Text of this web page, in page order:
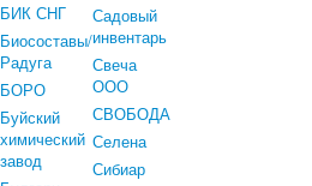
БИК СНГ
Биосоставы/
Радуга
БОРО
Буйский
химический
завод
Садовый
инвентарь
Свеча
ООО
СВОБОДА
Селена
Сибиар